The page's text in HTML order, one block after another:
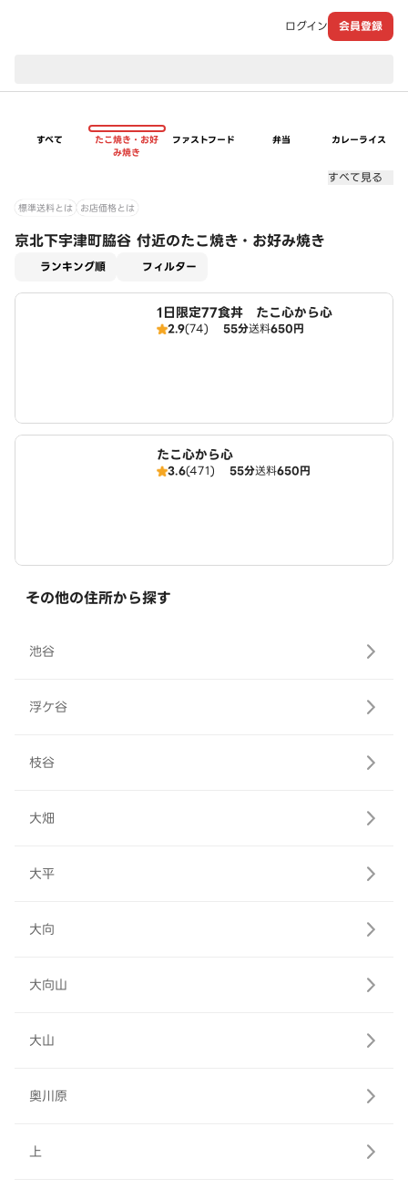
ログイン 会員登録
すべて
たこ焼き・お好
み焼き
ファストフード 弁当 カレーライス
すべて見る
標準送料とは お店価格とは
京北下宇津町脇谷 付近のたこ焼き・お好み焼き
ランキング順 フィルター
1日限定77食丼 たこ心から心
2.9(74) 55分送料650円
たこ心から心
3.6(471) 55分送料650円
その他の住所から探す
池谷
浮ケ谷
枝谷
大畑
大平
大向
大向山
大山
奥川原
上